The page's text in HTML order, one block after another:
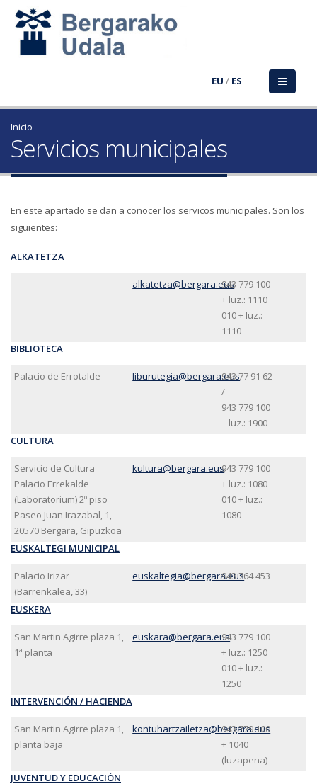
EU / ES
Inicio
Servicios municipales
En este apartado se dan a conocer los servicos municipales. Son los
siguientes:
ALKATETZA
alkatetza@bergara.eus943 779 100
+ luz.: 1110
010 + luz.:
1110
BIBLIOTECA
Palacio de Errotalde liburutegia@bergara.eus943 77 91 62
/
943 779 100
– luz.: 1900
CULTURA
Servicio de Cultura
Palacio Errekalde
(Laboratorium) 2º piso
Paseo Juan Irazabal, 1,
20570 Bergara, Gipuzkoa
kultura@bergara.eus943 779 100
+ luz.: 1080
010 + luz.:
1080
EUSKALTEGI MUNICIPAL
Palacio Irizar
(Barrenkalea, 33)
euskaltegia@bergara.eus943 764 453
EUSKERA
San Martin Agirre plaza 1,
1ª planta
euskara@bergara.eus943 779 100
+ luz.: 1250
010 + luz.:
1250
INTERVENCIÓN / HACIENDA
San Martin Agirre plaza 1,
planta baja
kontuhartzailetza@bergara.eus
943 779 100
+ 1040
(luzapena)
JUVENTUD Y EDUCACIÓN